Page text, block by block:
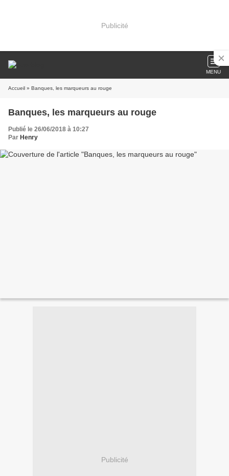
Publicité
MENU
Accueil » Banques, les marqueurs au rouge
Banques, les marqueurs au rouge
Publié le 26/06/2018 à 10:27
Par Henry
Publicité